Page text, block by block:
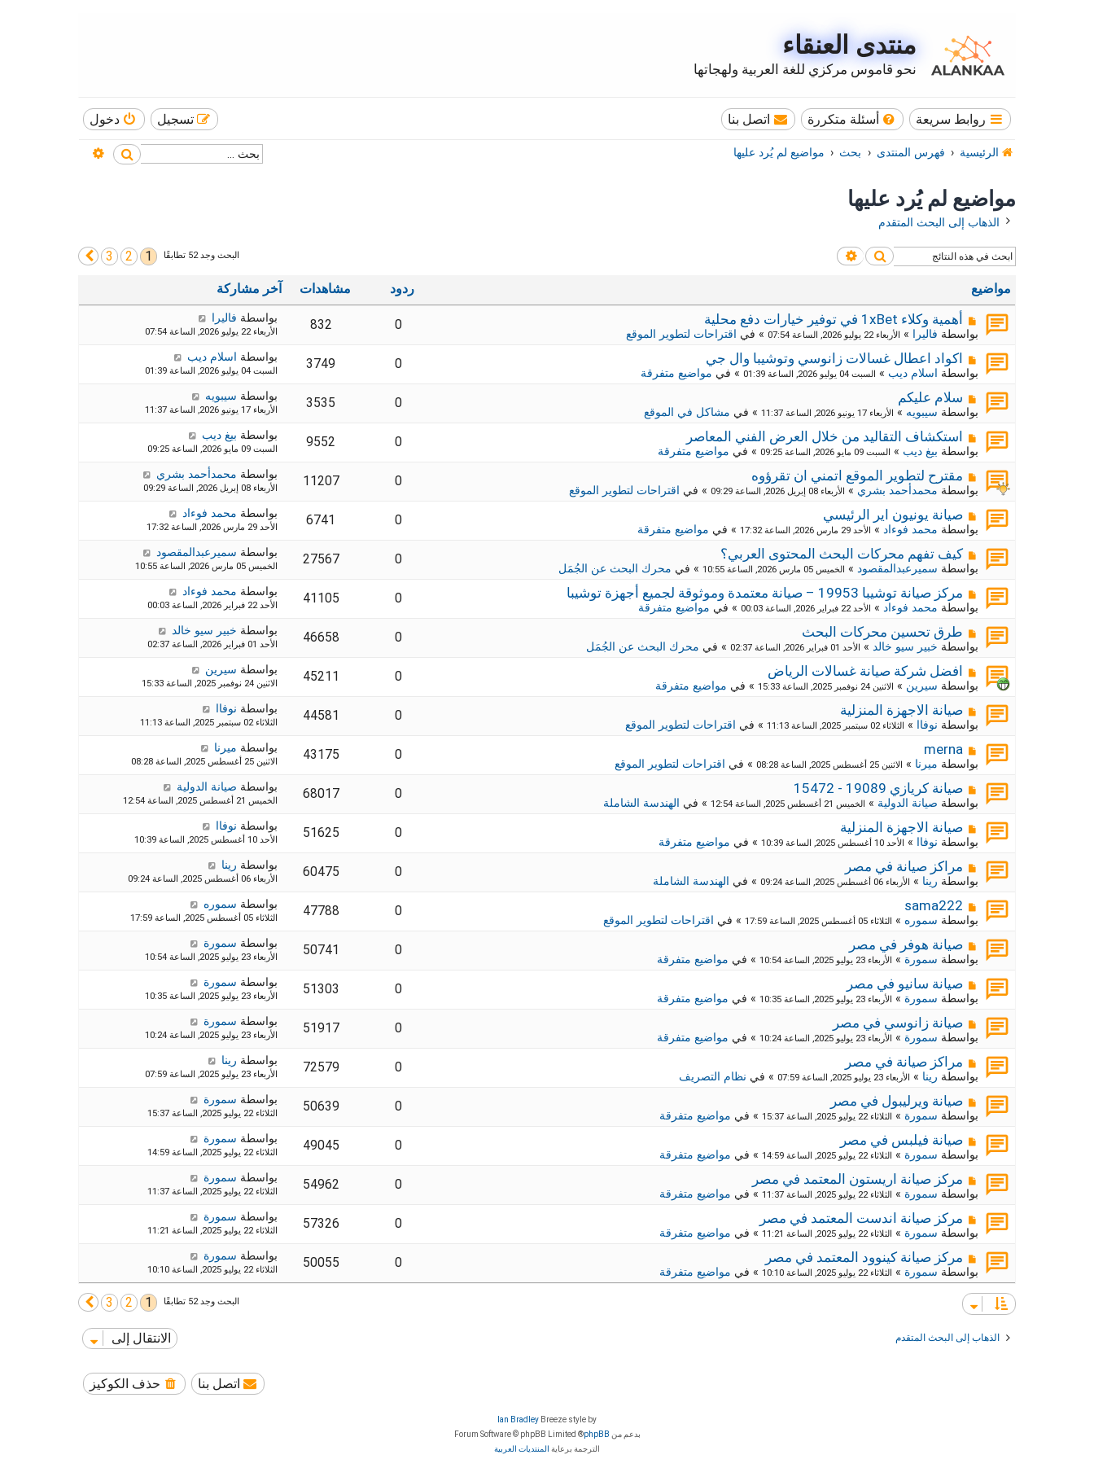
منتدى العنقاء
نحو قاموس مركزي للغة العربية ولهجاتها
روابط سريعة أسئلة متكررة اتصل بنا دخول تسجيل
الرئيسية فهرس المنتدى بحث مواضيع لم يُرد عليها بحث
مواضيع لم يُرد عليها
الذهاب إلى البحث المتقدم
بحث بحث متقدم البحث وجد 52 تطابقًا 1
2
3التالي
مواضيع ردود مشاهدات آخر مشاركة
م
ش
ر
ك
ة
ج
د
د
ة
أهمية وكلاء 1xBet في توفير خيارات دفع محلية
بواسطة فاليرا » الأربعاء 22 يوليو 2026, الساعة 07:54 » في اقتراحات لتطوير الموقع
0
832 بواسطة فاليرا
الأربعاء 22 يوليو 2026, الساعة 07:54
م
ش
ر
ك
ة
ج
د
ة
اكواد اعطال غسالات زانوسي وتوشيبا وال جي
بواسطة اسلام ديب » السبت 04 يوليو 2026, الساعة 01:39 » في مواضيع متفرقة
0
3749 بواسطة اسلام ديب
السبت 04 يوليو 2026, الساعة 01:39
م
ش
ر
ك
ة
ج
د
د
ة
سلام عليكم
بواسطة سيبويه » الأربعاء 17 يونيو 2026, الساعة 11:37 » في مشاكل في الموقع
0
3535 بواسطة سيبويه
الأربعاء 17 يونيو 2026, الساعة 11:37
م
ش
ك
ة
ج
د
د
ة
استكشاف التقاليد من خلال العرض الفني المعاصر
بواسطة بيغ ديب » السبت 09 مايو 2026, الساعة 09:25 » في مواضيع متفرقة
0
9552 بواسطة بيغ ديب
السبت 09 مايو 2026, الساعة 09:25
م
ش
ر
ك
ة
ج
د
ة
مقترح لتطوير الموقع اتمني ان تقرؤوه
بواسطة محمدأحمد بشري » الأربعاء 08 إبريل 2026, الساعة 09:29 » في اقتراحات لتطوير الموقع
0
11207 بواسطة محمدأحمد بشري
الأربعاء 08 إبريل 2026, الساعة 09:29
م
ش
ر
ك
ة
ج
د
د
ة
صيانة يونيون اير الرئيسي
بواسطة محمد فوءاد » الأحد 29 مارس 2026, الساعة 17:32 » في مواضيع متفرقة
0
6741 بواسطة محمد فوءاد
الأحد 29 مارس 2026, الساعة 17:32
م
ش
ك
ة
ج
د
د
ة
كيف تفهم محركات البحث المحتوى العربي؟
بواسطة سميرعبدالمقصود » الخميس 05 مارس 2026, الساعة 10:55 » في محرك البحث عن الجُمَل
0
27567 بواسطة سميرعبدالمقصود
الخميس 05 مارس 2026, الساعة 10:55
م
ش
ر
ك
ة
ج
د
د
ة
مركز صيانة توشيبا 19953 – صيانة معتمدة وموثوقة لجميع أجهزة توشيبا
بواسطة محمد فوءاد » الأحد 22 فبراير 2026, الساعة 00:03 » في مواضيع متفرقة
0
41105 بواسطة محمد فوءاد
الأحد 22 فبراير 2026, الساعة 00:03
م
ش
ر
ك
ة
ج
د
د
ة
طرق تحسين محركات البحث
بواسطة خبير سيو خالد » الأحد 01 فبراير 2026, الساعة 02:37 » في محرك البحث عن الجُمَل
0
46658 بواسطة خبير سيو خالد
الأحد 01 فبراير 2026, الساعة 02:37
م
ش
ر
ك
ة
ج
د
د
ة
افضل شركة صيانة غسالات الرياض
بواسطة سيرين » الاثنين 24 نوفمبر 2025, الساعة 15:33 » في مواضيع متفرقة
0
45211 بواسطة سيرين
الاثنين 24 نوفمبر 2025, الساعة 15:33
م
ش
ر
ك
ة
ج
د
د
ة
صيانة الاجهزة المنزلية
بواسطة نوفاا » الثلاثاء 02 سبتمبر 2025, الساعة 11:13 » في اقتراحات لتطوير الموقع
0
44581 بواسطة نوفاا
الثلاثاء 02 سبتمبر 2025, الساعة 11:13
م
ش
ر
ك
ة
ج
د
ة
merna
بواسطة ميرنا » الاثنين 25 أغسطس 2025, الساعة 08:28 » في اقتراحات لتطوير الموقع
0
43175 بواسطة ميرنا
الاثنين 25 أغسطس 2025, الساعة 08:28
م
ش
ر
ك
ة
ج
د
د
ة
صيانة كريازي 19089 - 15472
بواسطة صيانة الدولية » الخميس 21 أغسطس 2025, الساعة 12:54 » في الهندسة الشاملة
0
68017 بواسطة صيانة الدولية
الخميس 21 أغسطس 2025, الساعة 12:54
م
ش
ك
ة
ج
د
د
ة
صيانة الاجهزة المنزلية
بواسطة نوفاا » الأحد 10 أغسطس 2025, الساعة 10:39 » في مواضيع متفرقة
0
51625 بواسطة نوفاا
الأحد 10 أغسطس 2025, الساعة 10:39
م
ش
ر
ك
ة
ج
د
د
ة
مراكز صيانة في مصر
بواسطة رينا » الأربعاء 06 أغسطس 2025, الساعة 09:24 » في الهندسة الشاملة
0
60475 بواسطة رينا
الأربعاء 06 أغسطس 2025, الساعة 09:24
م
ش
ر
ك
ة
ج
د
د
ة
sama222
بواسطة سموره » الثلاثاء 05 أغسطس 2025, الساعة 17:59 » في اقتراحات لتطوير الموقع
0
47788 بواسطة سموره
الثلاثاء 05 أغسطس 2025, الساعة 17:59
م
ش
ر
ك
ة
ج
د
ة
صيانة هوفر في مصر
بواسطة سمورة » الأربعاء 23 يوليو 2025, الساعة 10:54 » في مواضيع متفرقة
0
50741 بواسطة سمورة
الأربعاء 23 يوليو 2025, الساعة 10:54
م
ش
ر
ك
ة
ج
د
د
ة
صيانة سانيو في مصر
بواسطة سمورة » الأربعاء 23 يوليو 2025, الساعة 10:35 » في مواضيع متفرقة
0
51303 بواسطة سمورة
الأربعاء 23 يوليو 2025, الساعة 10:35
م
ش
ك
ة
ج
د
د
ة
صيانة زانوسي في مصر
بواسطة سمورة » الأربعاء 23 يوليو 2025, الساعة 10:24 » في مواضيع متفرقة
0
51917 بواسطة سمورة
الأربعاء 23 يوليو 2025, الساعة 10:24
م
ش
ر
ك
ة
ج
د
ة
مراكز صيانة في مصر
بواسطة رينا » الأربعاء 23 يوليو 2025, الساعة 07:59 » في نظام التصريف
0
72579 بواسطة رينا
الأربعاء 23 يوليو 2025, الساعة 07:59
م
ش
ر
ك
ة
ج
د
ة
صيانة ويرليبول في مصر
بواسطة سمورة » الثلاثاء 22 يوليو 2025, الساعة 15:37 » في مواضيع متفرقة
0
50639 بواسطة سمورة
الثلاثاء 22 يوليو 2025, الساعة 15:37
م
ش
ك
ة
ج
د
ة
صيانة فيلبس في مصر
بواسطة سمورة » الثلاثاء 22 يوليو 2025, الساعة 14:59 » في مواضيع متفرقة
0
49045 بواسطة سمورة
الثلاثاء 22 يوليو 2025, الساعة 14:59
م
ش
ك
ة
ج
د
ي
د
ة
مركز صيانة اريستون المعتمد في مصر
بواسطة سمورة » الثلاثاء 22 يوليو 2025, الساعة 11:37 » في مواضيع متفرقة
0
54962 بواسطة سمورة
الثلاثاء 22 يوليو 2025, الساعة 11:37
م
ش
ك
ة
ج
د
د
ة
مركز صيانة اندست المعتمد في مصر
بواسطة سمورة » الثلاثاء 22 يوليو 2025, الساعة 11:21 » في مواضيع متفرقة
0
57326 بواسطة سمورة
الثلاثاء 22 يوليو 2025, الساعة 11:21
م
ش
ا
ر
ك
ج
د
مركز صيانة كينوود المعتمد في مصر
بواسطة سمورة » الثلاثاء 22 يوليو 2025, الساعة 10:10 » في مواضيع متفرقة
0
50055 بواسطة سمورة
الثلاثاء 22 يوليو 2025, الساعة 10:10
البحث وجد 52 تطابقًا 1
2
3التالي
الذهاب إلى البحث المتقدم الانتقال إلى
حذف الكوكيز اتصل بنا
Breeze style by
Ian Bradley
بدعم من phpBB
® Forum Software © phpBB Limited
الترجمة برعاية المنتديات العربية